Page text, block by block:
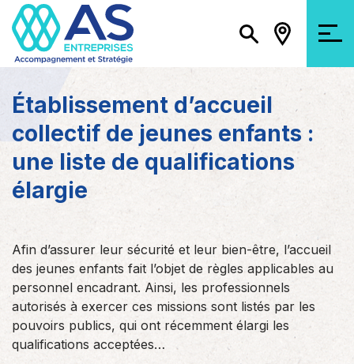
Établissement d’accueil
collectif de jeunes enfants :
une liste de qualifications
élargie
Afin d’assurer leur sécurité et leur bien-être, l’accueil
des jeunes enfants fait l’objet de règles applicables au
personnel encadrant. Ainsi, les professionnels
autorisés à exercer ces missions sont listés par les
pouvoirs publics, qui ont récemment élargi les
qualifications acceptées…